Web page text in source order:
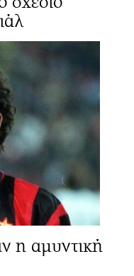
η αμυντική